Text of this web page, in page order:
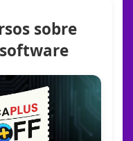
sobre